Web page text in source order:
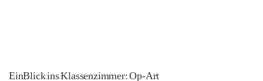
EinBlick ins Klassenzimmer: Op-Art